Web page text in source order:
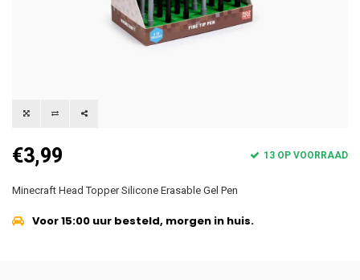
€3,99 13 OP VOORRAAD
Minecraft Head Topper Silicone Erasable Gel Pen
Voor 15:00 uur besteld, morgen in huis.